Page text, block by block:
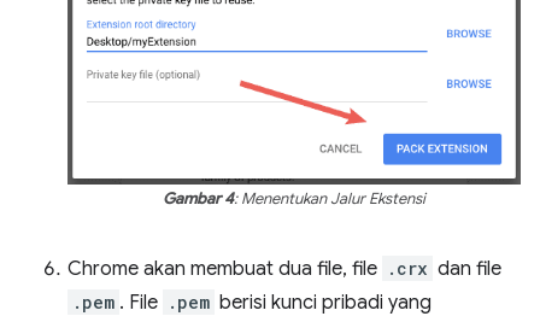
Gambar 4: Menentukan Jalur Ekstensi
Chrome akan membuat dua file, file .crx dan file
.pem . File .pem berisi kunci pribadi yang